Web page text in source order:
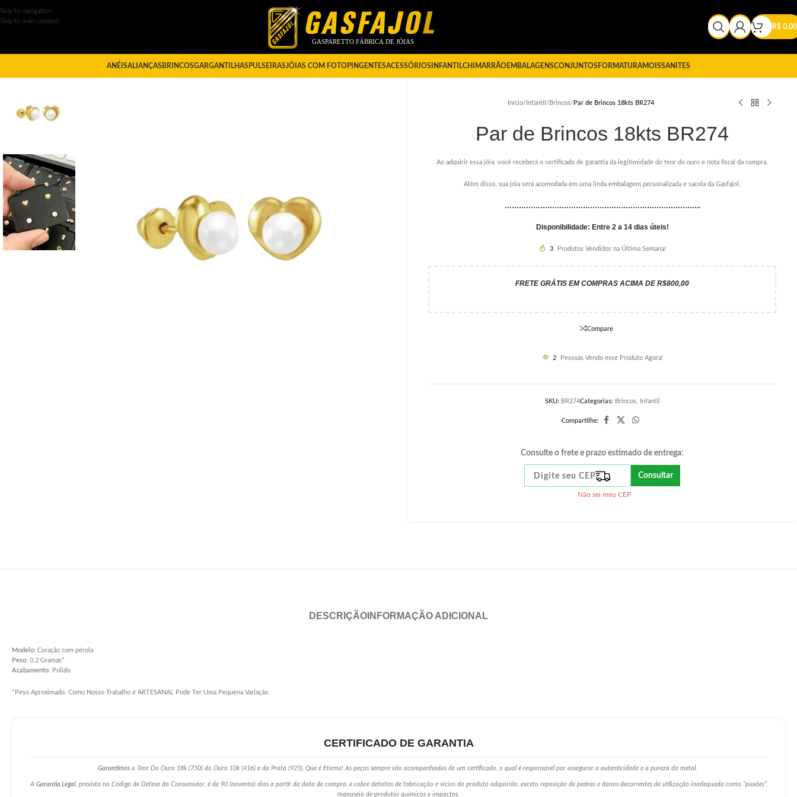
Skip to navigation
Skip to main content
R$ 0,00
ANÉISALIANÇAS BRINCOSGARGANTILHAS PULSEIRASJÓIAS COM FOTOPINGENTESACESSÓRIOS INFANTILCHIMARRÃOEMBALAGENSCONJUNTOS FORMATURAMOISSANITES
Início/ Infantil / Brincos/ Par de Brincos 18kts BR274
Par de Brincos 18kts BR274
Ao adquirir essa jóia, você receberá o certificado de garantia da legitimidade do teor do ouro e nota fiscal da compra.
Além disso, sua jóia será acomodada em uma linda embalagem personalizada e sacola da Gasfajol.
………………………………………………………………………..
Disponibilidade: Entre 2 a 14 dias úteis!
3 Produtos Vendidos na Última Semana!
FRETE GRÁTIS EM COMPRAS ACIMA DE R$800,00
Compare
2 Pessoas Vendo esse Produto Agora!
SKU: BR274Categorias: Brincos, Infantil
Compartilhe:
Consulte o frete e prazo estimado de entrega:
Consultar
Não sei meu CEP
DESCRIÇÃO INFORMAÇÃO ADICIONAL
Modelo: Coração com pérola
Peso: 0.2 Gramas*
Acabamento: Polido
*Peso Aproximado, Como Nosso Trabalho é ARTESANAL Pode Ter Uma Pequena Variação.
CERTIFICADO DE GARANTIA
Garantimos o Teor Do Ouro 18k (750) do Ouro 10k (416) e da Prata (925), Que é Eterno! As peças sempre vão acompanhadas de um certificado, o qual é responsável por assegurar a autenticidade e a pureza do metal.
A Garantia Legal, prevista no Código de Defesa do Consumidor, é de 90 (noventa) dias a partir da data de compra, e cobre defeitos de fabricação e vícios do produto adquirido, exceto reposição de pedras e danos decorrentes de utilização inadequada como ”puxões”,
manuseio de produtos químicos e impactos.